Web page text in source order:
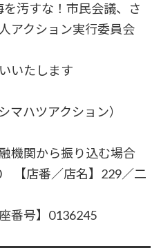
汚すな！市民会議、さ
アクション実行委員会
いたします
マハツアクション）
機関から振り込む場合
【店番／店名】229／二
番号】0136245